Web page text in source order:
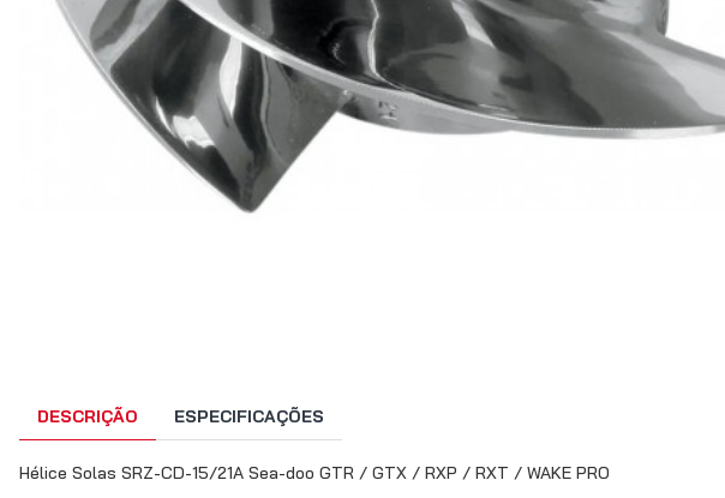
DESCRIÇÃO ESPECIFICAÇÕES
Hélice Solas SRZ-CD-15/21A Sea-doo GTR / GTX / RXP / RXT / WAKE PRO